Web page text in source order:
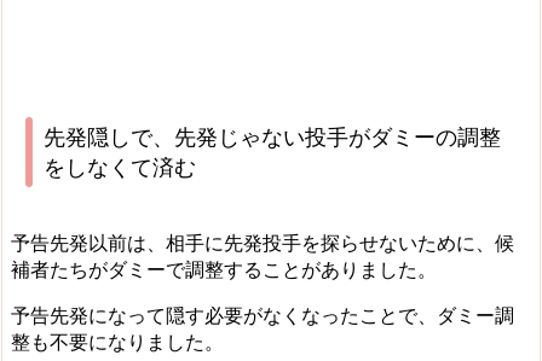
先発隠しで、先発じゃない投手がダミーの調整
をしなくて済む
予告先発以前は、相手に先発投手を探らせないために、候
補者たちがダミーで調整することがありました。
予告先発になって隠す必要がなくなったことで、ダミー調
整も不要になりました。